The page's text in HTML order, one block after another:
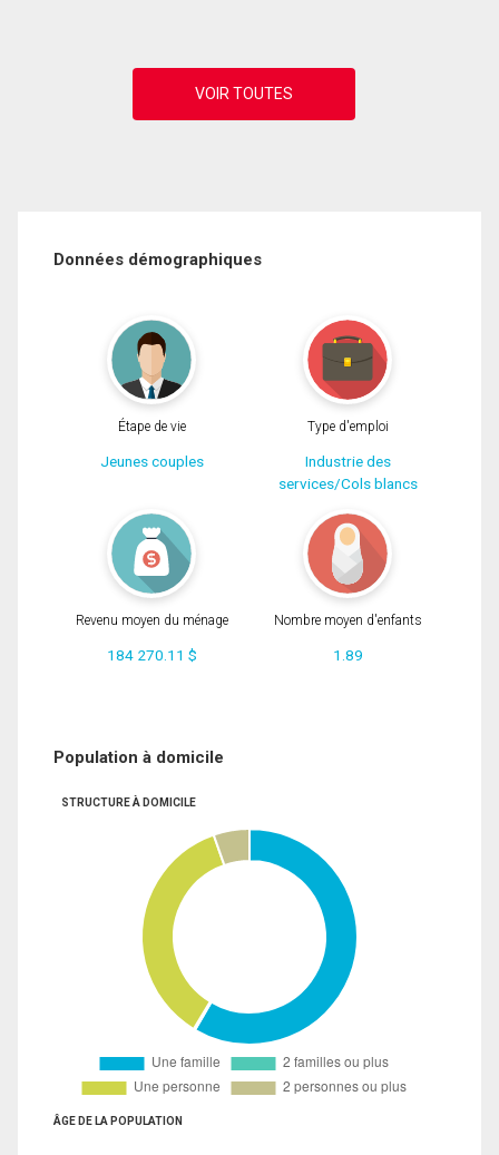
Données démographiques
Étape de vie
Jeunes couples
Type d'emploi
Industrie des
services/Cols blancs
Revenu moyen du ménage
184 270.11 $
Nombre moyen d'enfants
1.89
Population à domicile
STRUCTURE À DOMICILE
ÂGE DE LA POPULATION